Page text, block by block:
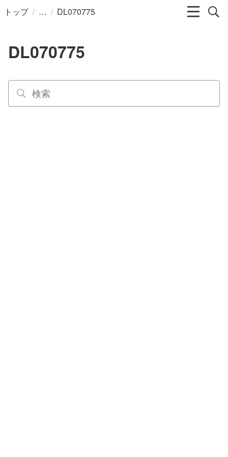
トップ / / DL070775
DL070775